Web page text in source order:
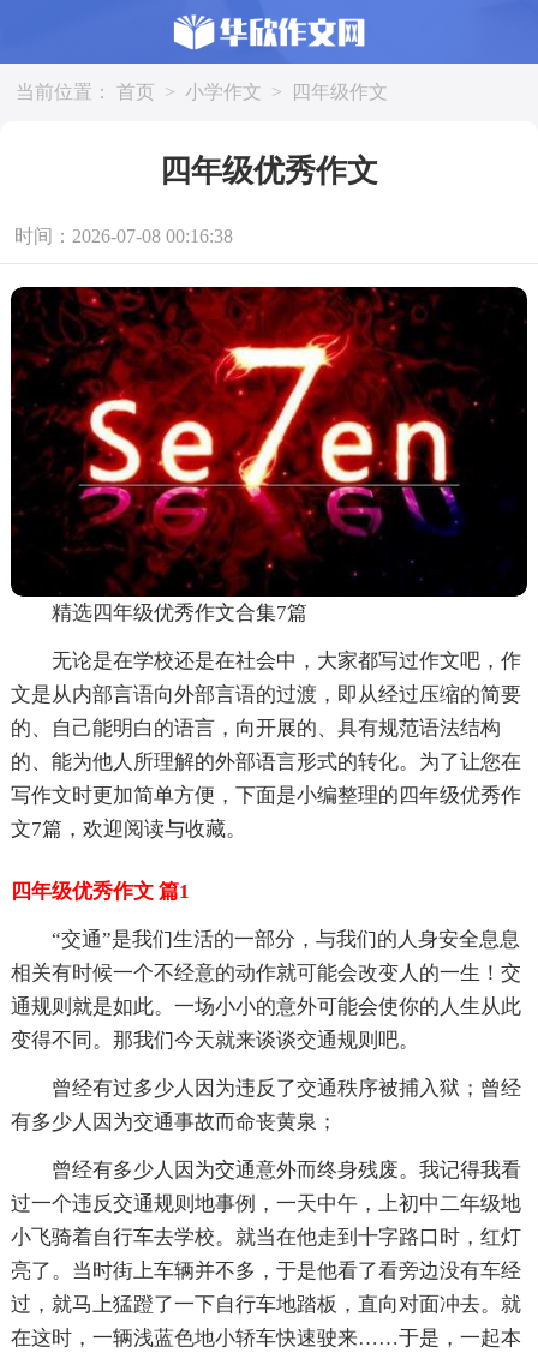
当前位置： 首页 > 小学作文 > 四年级作文
四年级优秀作文
时间：2026-07-08 00:16:38
精选四年级优秀作文合集7篇
无论是在学校还是在社会中，大家都写过作文吧，作
文是从内部言语向外部言语的过渡，即从经过压缩的简要
的、自己能明白的语言，向开展的、具有规范语法结构
的、能为他人所理解的外部语言形式的转化。为了让您在
写作文时更加简单方便，下面是小编整理的四年级优秀作
文7篇，欢迎阅读与收藏。
四年级优秀作文 篇1
“交通”是我们生活的一部分，与我们的人身安全息息
相关有时候一个不经意的动作就可能会改变人的一生！交
通规则就是如此。一场小小的意外可能会使你的人生从此
变得不同。那我们今天就来谈谈交通规则吧。
曾经有过多少人因为违反了交通秩序被捕入狱；曾经
有多少人因为交通事故而命丧黄泉；
曾经有多少人因为交通意外而终身残废。我记得我看
过一个违反交通规则地事例，一天中午，上初中二年级地
小飞骑着自行车去学校。就当在他走到十字路口时，红灯
亮了。当时街上车辆并不多，于是他看了看旁边没有车经
过，就马上猛蹬了一下自行车地踏板，直向对面冲去。就
在这时，一辆浅蓝色地小轿车快速驶来……于是，一起本